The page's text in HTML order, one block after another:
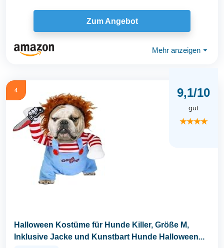
Zum Angebot
Mehr anzeigen ⏷
4 9,1/10
gut
★★★★
Halloween Kostüme für Hunde Killer, Größe M,
Inklusive Jacke und Kunstbart Hunde Halloween...